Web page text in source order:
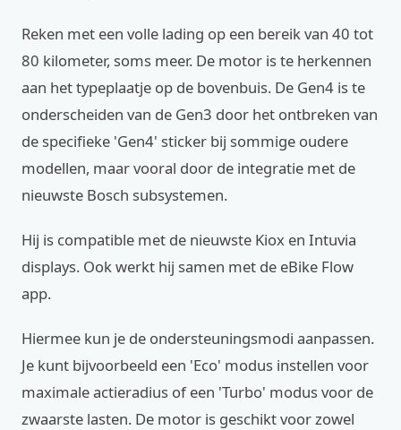
Reken met een volle lading op een bereik van 40 tot
80 kilometer, soms meer. De motor is te herkennen
aan het typeplaatje op de bovenbuis. De Gen4 is te
onderscheiden van de Gen3 door het ontbreken van
de specifieke 'Gen4' sticker bij sommige oudere
modellen, maar vooral door de integratie met de
nieuwste Bosch subsystemen.
Hij is compatible met de nieuwste Kiox en Intuvia
displays. Ook werkt hij samen met de eBike Flow
app.
Hiermee kun je de ondersteuningsmodi aanpassen.
Je kunt bijvoorbeeld een 'Eco' modus instellen voor
maximale actieradius of een 'Turbo' modus voor de
zwaarste lasten. De motor is geschikt voor zowel